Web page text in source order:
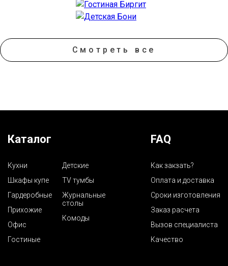
Смотреть все
Каталог
Кухни
Шкафы купе
Гардеробные
Прихожие
Офис
Гостиные
Детские
TV тумбы
Журнальные
столы
Комоды
FAQ
Как закзать?
Оплата и доставка
Сроки изготовления
Заказ расчета
Вызов специалиста
Качество